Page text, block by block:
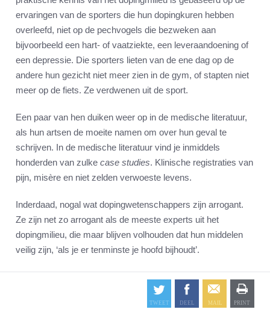
ervaringen van de sporters die hun dopingkuren hebben
overleefd, niet op de pechvogels die bezweken aan
bijvoorbeeld een hart- of vaatziekte, een leveraandoening of
een depressie. Die sporters lieten van de ene dag op de
andere hun gezicht niet meer zien in de gym, of stapten niet
meer op de fiets. Ze verdwenen uit de sport.
Een paar van hen duiken weer op in de medische literatuur,
als hun artsen de moeite namen om over hun geval te
schrijven. In de medische literatuur vind je inmiddels
honderden van zulke case studies. Klinische registraties van
pijn, misère en niet zelden verwoeste levens.
Inderdaad, nogal wat dopingwetenschappers zijn arrogant.
Ze zijn net zo arrogant als de meeste experts uit het
dopingmilieu, die maar blijven volhouden dat hun middelen
veilig zijn, ‘als je er tenminste je hoofd bijhoudt’.